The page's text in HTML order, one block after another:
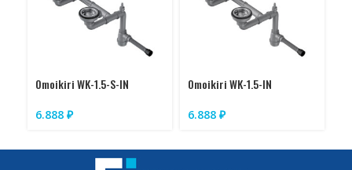
Omoikiri WK-1.5-S-IN
6.888 ₽
Omoikiri WK-1.5-IN
6.888 ₽